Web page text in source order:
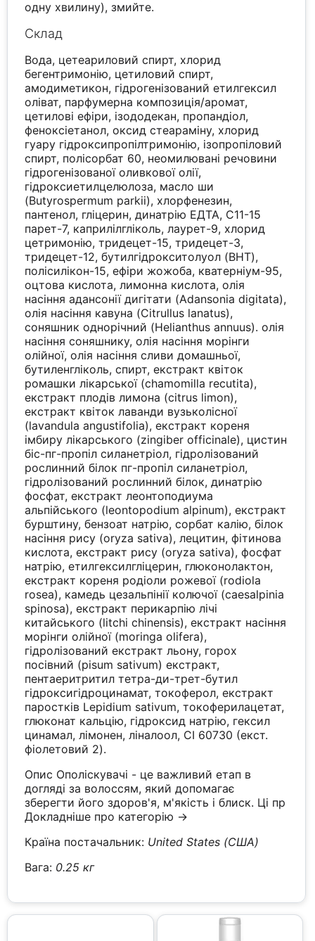
одну хвилину), змийте.
Склад
Вода, цетеариловий спирт, хлорид
бегентримонію, цетиловий спирт,
амодиметикон, гідрогенізований етилгексил
оліват, парфумерна композиція/аромат,
цетилові ефіри, ізододекан, пропандіол,
феноксіетанол, оксид стеараміну, хлорид
гуару гідроксипропілтримонію, ізопропіловий
спирт, полісорбат 60, неомилювані речовини
гідрогенізованої оливкової олії,
гідроксиетилцелюлоза, масло ши
(Butyrospermum parkii), хлорфенезин,
пантенол, гліцерин, динатрію ЕДТА, C11-15
парет-7, каприлілгліколь, лаурет-9, хлорид
цетримонію, тридецет-15, тридецет-3,
тридецет-12, бутилгідрокситолуол (BHT),
полісилікон-15, ефіри жожоба, кватерніум-95,
оцтова кислота, лимонна кислота, олія
насіння адансонії дигітати (Adansonia digitata),
олія насіння кавуна (Citrullus lanatus),
соняшник однорічний (Helianthus annuus). олія
насіння соняшнику, олія насіння морінги
олійної, олія насіння сливи домашньої,
бутиленгліколь, спирт, екстракт квіток
ромашки лікарської (chamomilla recutita),
екстракт плодів лимона (citrus limon),
екстракт квіток лаванди вузьколісної
(lavandula angustifolia), екстракт кореня
імбиру лікарського (zingiber officinale), цистин
біс-пг-пропіл силанетріол, гідролізований
рослинний білок пг-пропіл силанетріол,
гідролізований рослинний білок, динатрію
фосфат, екстракт леонтоподиума
альпійського (leontopodium alpinum), екстракт
бурштину, бензоат натрію, сорбат калію, білок
насіння рису (oryza sativa), лецитин, фітинова
кислота, екстракт рису (oryza sativa), фосфат
натрію, етилгексилгліцерин, глюконолактон,
екстракт кореня родіоли рожевої (rodiola
rosea), камедь цезальпінії колючої (caesalpinia
spinosa), екстракт перикарпію лічі
китайського (litchi chinensis), екстракт насіння
морінги олійної (moringa olifera),
гідролізований екстракт льону, горох
посівний (pisum sativum) екстракт,
пентаеритритил тетра-ди-трет-бутил
гідроксигідроцинамат, токоферол, екстракт
паростків Lepidium sativum, токоферилацетат,
глюконат кальцію, гідроксид натрію, гексил
цинамал, лімонен, ліналоол, CI 60730 (екст.
фіолетовий 2).
Опис Ополіскувачі - це важливий етап в
догляді за волоссям, який допомагає
зберегти його здоров'я, м'якість і блиск. Ці пр
Докладніше про категорію →
Країна постачальник: United States (США)
Вага: 0.25 кг